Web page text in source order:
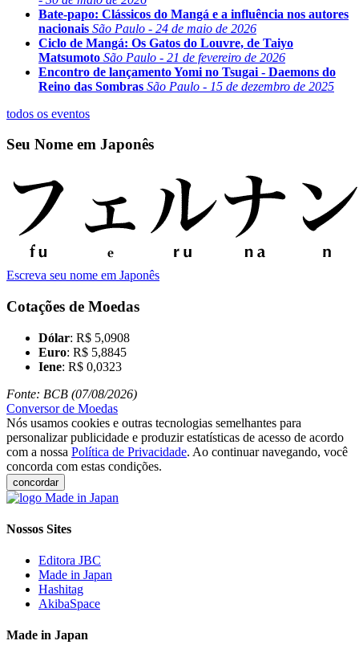
Bate-papo: Clássicos do Mangá e a influência nos autores
nacionais São Paulo - 24 de maio de 2026
Ciclo de Mangá: Os Gatos do Louvre, de Taiyo
Matsumoto São Paulo - 21 de fevereiro de 2026
Encontro de lançamento Yomi no Tsugai - Daemons do
Reino das Sombras São Paulo - 15 de dezembro de 2025
todos os eventos
Seu Nome em Japonês
Escreva seu nome em Japonês
Cotações de Moedas
Dólar: R$ 5,0908
Euro: R$ 5,8845
Iene: R$ 0,0323
Fonte: BCB (07/08/2026)
Conversor de Moedas
Nós usamos cookies e outras tecnologias semelhantes para
personalizar publicidade e produzir estatísticas de acesso de acordo
com a nossa Política de Privacidade. Ao continuar navegando, você
concorda com estas condições.
concordar
Nossos Sites
Editora JBC
Made in Japan
Hashitag
AkibaSpace
Made in Japan